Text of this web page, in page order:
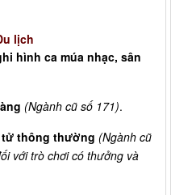
lịch
hình ca múa nhạc, sân
(Ngành cũ số 171).
thông thường (Ngành cũ
với trò chơi có thưởng và